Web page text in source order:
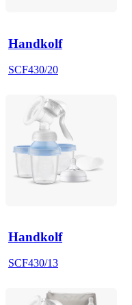
Handkolf
SCF430/20
Handkolf
SCF430/13